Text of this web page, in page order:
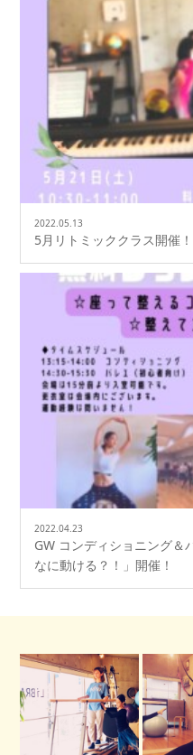
2022.05.13
5月リトミッククラス開催！
2022.04.23
GW コンディショニング＆
なに動ける？！」開催！